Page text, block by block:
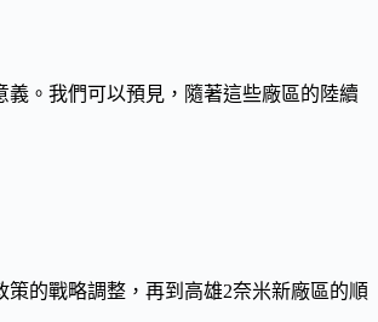
義。我們可以預見，隨著這些廠區的陸續
策的戰略調整，再到高雄2奈米新廠區的順